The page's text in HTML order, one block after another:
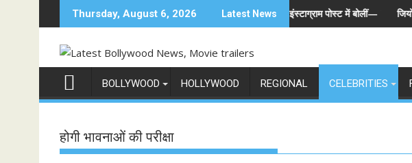
to
Thursday, August 6, 2026 Latest News
के मेकर्स को चेतावनीछात्रों के समर्थन में उतरीं एक्ट्रेस खुशी भारद्वाज, इंस्टाग्राम पोस्ट में बोलीं— "स्टूडेंट्स पहले, हमेशा"
जियोस्टार का
BOLLYWOOD HOLLYWOOD REGIONAL CELEBRITIES
होगी भावनाओं की परीक्षा